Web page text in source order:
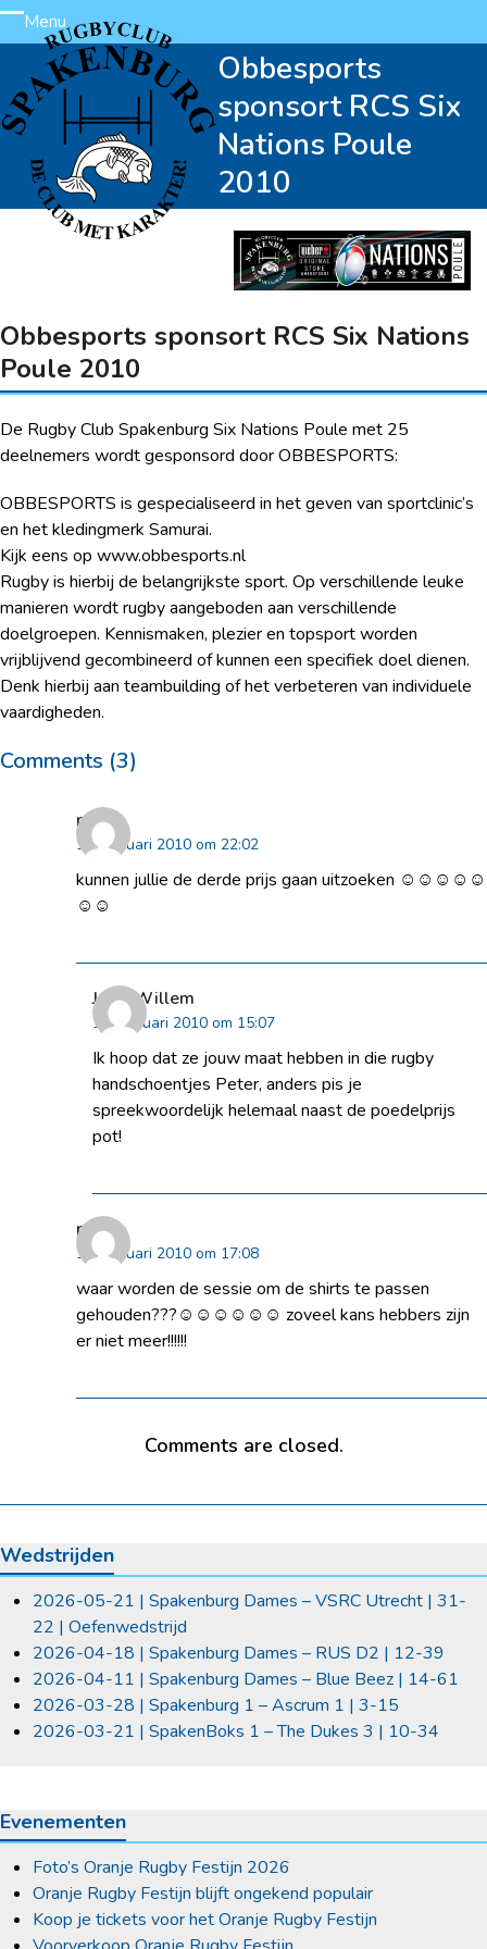
Skip
to
content
Menu
Open
mobile
menu
Close
mobile
menu
Obbesports
sponsort RCS Six
Nations Poule
2010
Obbesports sponsort RCS Six Nations
Poule 2010
De Rugby Club Spakenburg Six Nations Poule met 25
deelnemers wordt gesponsord door OBBESPORTS:
OBBESPORTS is gespecialiseerd in het geven van sportclinic’s
en het kledingmerk Samurai.
Kijk eens op www.obbesports.nl
Rugby is hierbij de belangrijkste sport. Op verschillende leuke
manieren wordt rugby aangeboden aan verschillende
doelgroepen. Kennismaken, plezier en topsport worden
vrijblijvend gecombineerd of kunnen een specifiek doel dienen.
Denk hierbij aan teambuilding of het verbeteren van individuele
vaardigheden.
Comments (3)
peter
10 februari 2010 om 22:02
kunnen jullie de derde prijs gaan uitzoeken ☺☺☺☺☺
☺☺
Jaap-Willem
12 februari 2010 om 15:07
Ik hoop dat ze jouw maat hebben in die rugby
handschoentjes Peter, anders pis je
spreekwoordelijk helemaal naast de poedelprijs
pot!
peter
14 februari 2010 om 17:08
waar worden de sessie om de shirts te passen
gehouden???☺☺☺☺☺☺ zoveel kans hebbers zijn
er niet meer!!!!!!
Comments are closed.
Wedstrijden
2026-05-21 | Spakenburg Dames – VSRC Utrecht | 31-
22 | Oefenwedstrijd
2026-04-18 | Spakenburg Dames – RUS D2 | 12-39
2026-04-11 | Spakenburg Dames – Blue Beez | 14-61
2026-03-28 | Spakenburg 1 – Ascrum 1 | 3-15
2026-03-21 | SpakenBoks 1 – The Dukes 3 | 10-34
Evenementen
Foto’s Oranje Rugby Festijn 2026
Oranje Rugby Festijn blijft ongekend populair
Koop je tickets voor het Oranje Rugby Festijn